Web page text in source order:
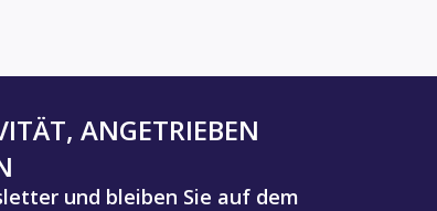
ANGETRIEBEN
und bleiben Sie auf dem